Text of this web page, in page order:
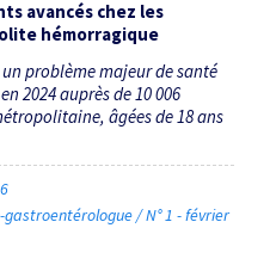
avancés chez les
hémorragique
problème majeur de santé
2024 auprès de 10 006
âgées de 18 ans
/ N° 1 - février